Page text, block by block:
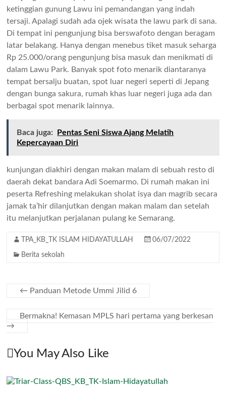
ketinggian gunung Lawu ini pemandangan yang indah
tersaji. Apalagi sudah ada ojek wisata the lawu park di sana.
Di tempat ini pengunjung bisa berswafoto dengan beragam
latar belakang. Hanya dengan menebus tiket masuk seharga
Rp 25.000/orang pengunjung bisa masuk dan menikmati di
dalam Lawu Park. Banyak spot foto menarik diantaranya
tempat bersalju buatan, spot luar negeri seperti di Jepang
dengan bunga sakura, rumah khas luar negeri juga ada dan
berbagai spot menarik lainnya.
Baca juga:
Pentas Seni Siswa Ajang Melatih
Kepercayaan Diri
kunjungan diakhiri dengan makan malam di sebuah resto di
daerah dekat bandara Adi Soemarmo. Di rumah makan ini
peserta Refreshing melakukan sholat isya dan magrib secara
jamak ta’hir dilanjutkan dengan makan malam dan setelah
itu melanjutkan perjalanan pulang ke Semarang.
TPA_KB_TK ISLAM HIDAYATULLAH 06/07/2022
Berita sekolah
← Panduan Metode Ummi Jilid 6
Bermakna! Kemasan MPLS hari pertama yang berkesan
→
You May Also Like